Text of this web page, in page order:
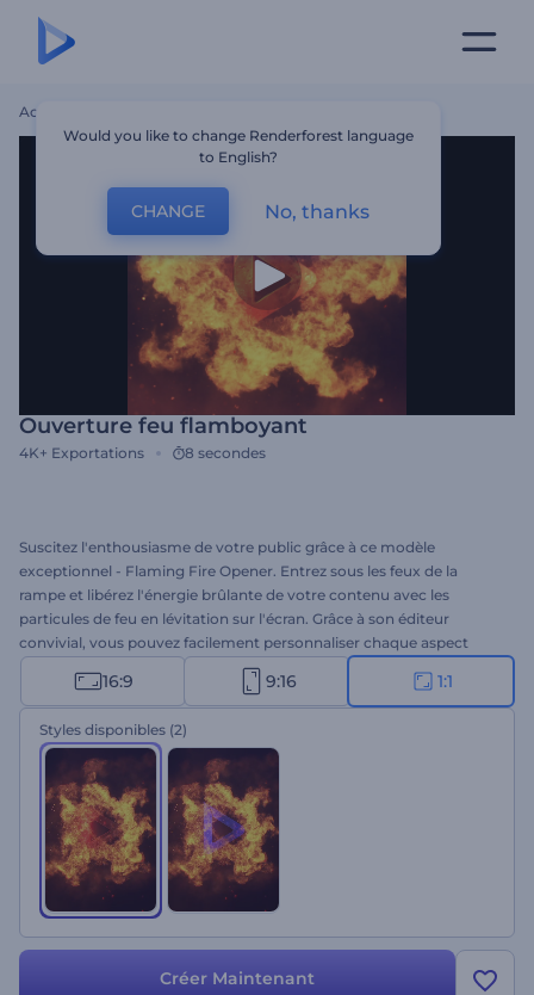
Accueil
Ouverture feu flamboyant
4K+ Exportations 8 secondes
Suscitez l'enthousiasme de votre public grâce à ce modèle
exceptionnel - Flaming Fire Opener. Entrez sous les feux de la
rampe et libérez l'énergie brûlante de votre contenu avec les
particules de feu en lévitation sur l'écran. Grâce à son éditeur
convivial, vous pouvez facilement personnaliser chaque aspect
pour qu'il corresponde à l'identité et au thème de votre marque.
Téléchargez votre logo, tapez votre slogan, ajoutez une musique de
fond et obtenez une ouverture qui tient votre public en haleine. Ce
modèle plein d'énergie est parfait pour les introductions, les
bandes-annonces, les ouvertures de présentation ou tout autre
projet qui exige un impact fougueux. Créez maintenant !
16:9 9:16 1:1
Styles disponibles (2)
Créer Maintenant
Would you like to change Renderforest language
to English?
CHANGE No, thanks